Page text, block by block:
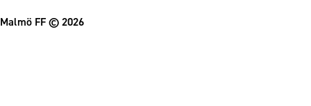
Malmö FF© 2026